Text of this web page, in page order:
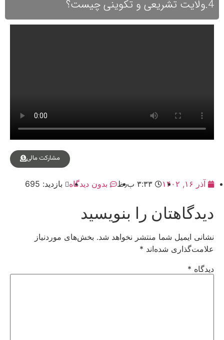
4.ولایت تشریعی و تکوینی چیست؟
مشارکت مالی
آذر ۱۶, ۱۴۰۲ ۳:۳۳ ب٫ظ بدون دیدگاه بازدید: 695
دیدگاهتان را بنویسید
نشانی ایمیل شما منتشر نخواهد شد. بخش‌های موردنیاز
علامت‌گذاری شده‌اند *
دیدگاه *